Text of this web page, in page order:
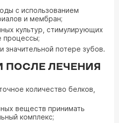
с использованием
и мембран;
культур, стимулирующих
процессы;
значительной потере зубов.
ПОСЛЕ ЛЕЧЕНИЯ
количество белков,
веществ принимать
комплекс;